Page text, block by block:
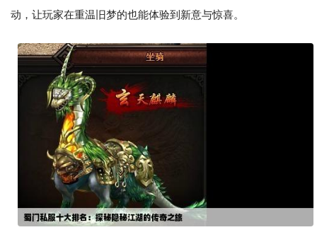
动，让玩家在重温旧梦的也能体验到新意与惊喜。